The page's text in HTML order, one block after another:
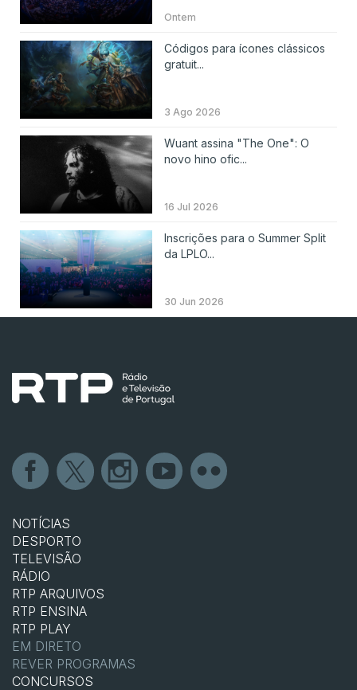
Ontem
Códigos para ícones clássicos
gratuit...
3 Ago 2026
Wuant assina "The One": O
novo hino ofic...
16 Jul 2026
Inscrições para o Summer Split
da LPLO...
30 Jun 2026
NOTÍCIAS
DESPORTO
TELEVISÃO
RÁDIO
RTP ARQUIVOS
RTP ENSINA
RTP PLAY
EM DIRETO
REVER PROGRAMAS
CONCURSOS